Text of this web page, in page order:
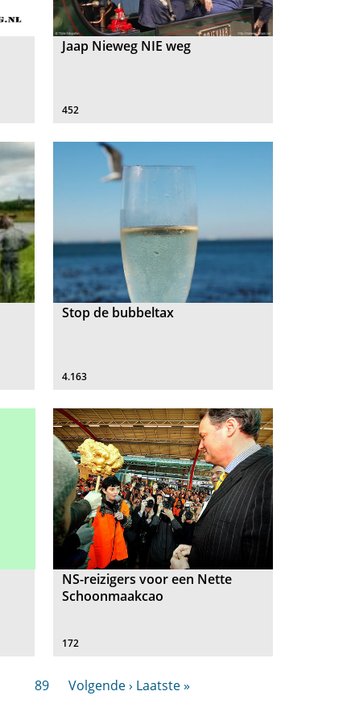
Jaap Nieweg NIE weg
452
Stop de bubbeltax
4.163
NS-reizigers voor een Nette
Schoonmaakcao
172
89 Volgende › Laatste »